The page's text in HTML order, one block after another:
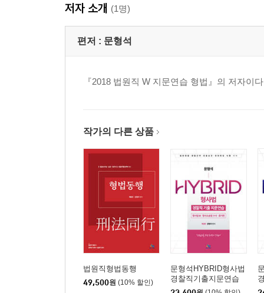
제2절 강요의 죄 46
⋮
(이하 생략)
제1절 명예에 관한 죄 90
Ⅲ.사자의 명예훼손죄 _109
(이하 생략)
제4장/사생활의 평온에 대한 죄 157
제1절 비밀침해의 죄 157
Ⅰ.의의 및 보호법익 _158
Ⅱ.주거침입죄 _160
Ⅲ.퇴거불응죄 _174
저자 소개 (1명)
편저 : 문형석
『2018 법원직 W 지문연습 형법』의 저자이
작가의 다른 상품
법원직형법동행
49,500원 (10% 할인)
문형석HYBRID형사법
경찰직기출지문연습
[형사법Ⅲ(형사소송법